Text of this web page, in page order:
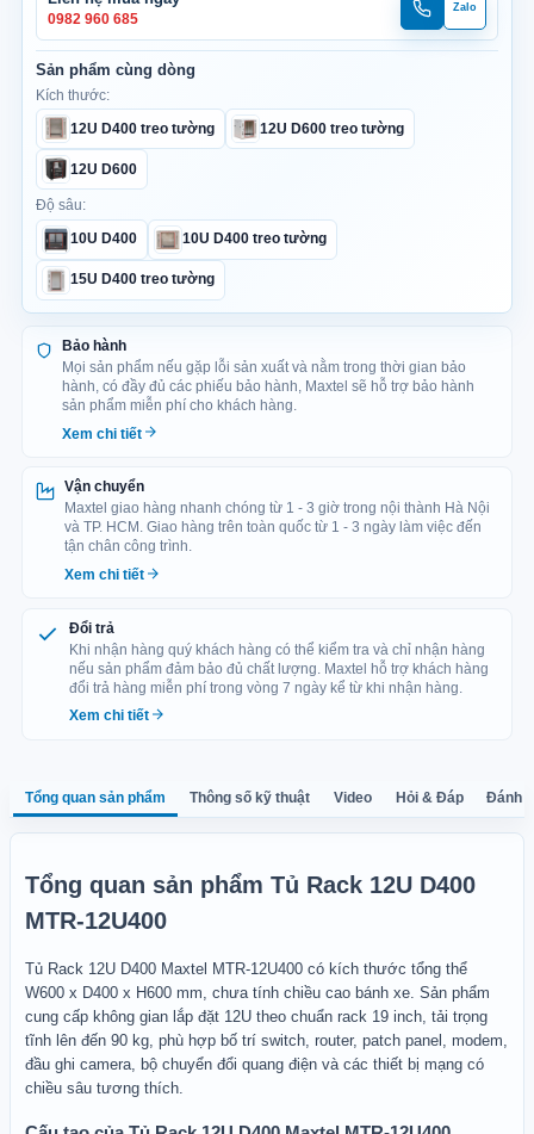
Màu sắc: Trắng, đen hoặc sản xuất theo yêu cầu.
Phiên bản: Standard hoặc Pro.
Kiểu dáng: Tủ rack dạng đứng, có bánh xe hỗ trợ di chuyển
và chân đỡ giúp cố định tủ tại vị trí lắp đặt.
Chuẩn lắp đặt: 12U, sử dụng thanh Profile Rails chuẩn 19
inch, có đánh số U rõ ràng.
Đường đi cáp: Có 01 vị trí luồn cáp trên nóc và 01 vị trí ở
đáy tủ, thuận tiện đưa dây dẫn vào từ nhiều hướng và giữ
hệ thống gọn gàng.
Tính năng nổi bật: Trang bị cảm biến nhiệt độ, đồng hồ hiển
thị, dây tiếp địa chống rò điện, khóa cơ bảo vệ thiết bị, bánh
xe di chuyển và chân đỡ cố định.
Ổ cắm nguồn: Phiên bản Standard sử dụng ổ cắm tiêu
cắm.
Bảo hành: 03 năm đối với khung, vỏ tủ và 01 năm đối với
phụ kiện đi kèm.
02 chìa khóa, 04 chân đỡ, 04 pin cho cảm biến nhiệt độ, 10
dây thít nhựa dài 15 cm, 12 bộ bulong và ốc bắt thiết bị, 01
sách hướng dẫn sử dụng và 01 phiếu bảo hành.
0982 960 685
Gọi
mua
ngay
Zalo
Zalo
mua
ngay
Sản phẩm cùng dòng
Kích thước:
12U D400 treo tường
12U D600 treo tường
12U D600
Độ sâu:
10U D400
10U D400 treo tường
15U D400 treo tường
Bảo hành
Mọi sản phẩm nếu gặp lỗi sản xuất và nằm trong thời gian bảo
hành, có đầy đủ các phiếu bảo hành, Maxtel sẽ hỗ trợ bảo hành
sản phẩm miễn phí cho khách hàng.
Xem chi tiết
Vận chuyển
Maxtel giao hàng nhanh chóng từ 1 - 3 giờ trong nội thành Hà Nội
và TP. HCM. Giao hàng trên toàn quốc từ 1 - 3 ngày làm việc đến
tận chân công trình.
Xem chi tiết
Đổi trả
Khi nhận hàng quý khách hàng có thể kiểm tra và chỉ nhận hàng
nếu sản phẩm đảm bảo đủ chất lượng. Maxtel hỗ trợ khách hàng
đổi trả hàng miễn phí trong vòng 7 ngày kể từ khi nhận hàng.
Xem chi tiết
Tổng quan sản phẩm Thông số kỹ thuật Video Hỏi & Đáp Đánh
Tổng quan sản phẩm Tủ Rack 12U D400
MTR-12U400
Tủ Rack 12U D400 Maxtel MTR-12U400 có kích thước tổng thể
W600 x D400 x H600 mm, chưa tính chiều cao bánh xe. Sản phẩm
cung cấp không gian lắp đặt 12U theo chuẩn rack 19 inch, tải trọng
tĩnh lên đến 90 kg, phù hợp bố trí switch, router, patch panel, modem,
đầu ghi camera, bộ chuyển đổi quang điện và các thiết bị mạng có
chiều sâu tương thích.